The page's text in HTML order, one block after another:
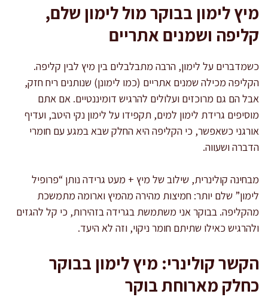
מיץ לימון בבוקר מול לימון שלם,
קליפה ושמנים אתריים
כשמדברים על לימון, הרבה מתבלבלים בין מיץ לבין קליפה.
הקליפה מכילה שמנים אתריים (כמו לימונן) שנותנים ריח חזק,
אבל הם גם מרוכזים ועלולים להרגיש דומיננטיים. אם אתם
מוסיפים גרידת לימון למים, תקפידו על לימון נקי היטב, ועדיף
אורגני כשאפשר, כי הקליפה היא החלק שבא במגע עם חומרי
הדברה ושעווה.
מבחינה קולינרית, שילוב של מיץ + מעט גרידה נותן “פרופיל
לימון” שלם יותר: חמיצות מהירה מהמיץ וארומה מתמשכת
מהקליפה. בבוקר אני משתמשת בגרידה בזהירות, כי קל להגזים
ולהרגיש כאילו שתיתם חומר ניקוי, וזה לא היעד.
הקשר קולינרי: מיץ לימון בבוקר
כחלק מארוחת בוקר